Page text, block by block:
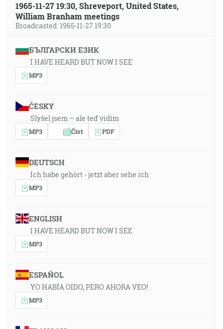
1965-11-27 19:30, Shreveport, United States,
William Branham meetings
Broadcasted: 1965-11-27 19:30
БЪЛГАРСКИ ЕЗИК
I HAVE HEARD BUT NOW I SEE
MP3
ČESKY
Slyšel jsem – ale teď vidím
MP3 Číst PDF
DEUTSCH
Ich habe gehört - jetzt aber sehe ich
MP3
ENGLISH
I HAVE HEARD BUT NOW I SEE
MP3
ESPAÑOL
YO HABÍA OIDO, PERO AHORA VEO!
MP3